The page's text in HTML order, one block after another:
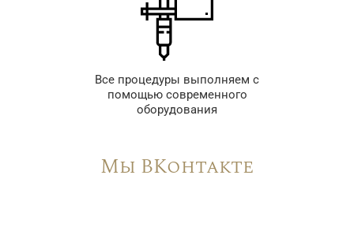
Все процедуры выполняем с
помощью современного
оборудования
Мы ВКонтакте